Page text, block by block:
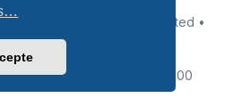
Software © phpBB Limited •
©
|Fuseau horaire sur UTC+02:00